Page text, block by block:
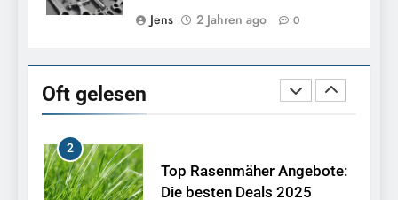
Jens
2 Jahren ago 0
Oft gelesen
Die besten Deals 2025
3
STIHL Hochdruckreiniger
Test: Die besten Modelle im